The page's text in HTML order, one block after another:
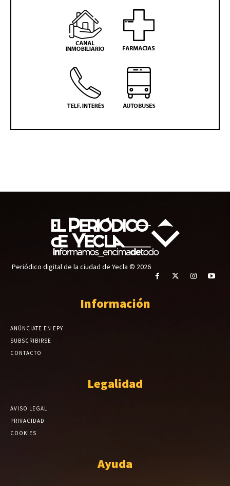
Periódico digital de la ciudad de Yecla © 2026
Información
ANÚNCIATE EN EPY
SUBSCRIBIRSE
CONTACTO
Legalidad
AVISO LEGAL
PRIVACIDAD
COOKIES
Ayuda